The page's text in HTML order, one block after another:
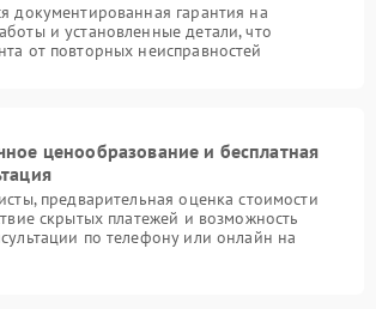
документированная гарантия на
и установленные детали, что
от повторных неисправностей
ценообразование и бесплатная
предварительная оценка стоимости
скрытых платежей и возможность
по телефону или онлайн на